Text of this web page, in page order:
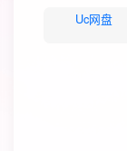
Uc网盘